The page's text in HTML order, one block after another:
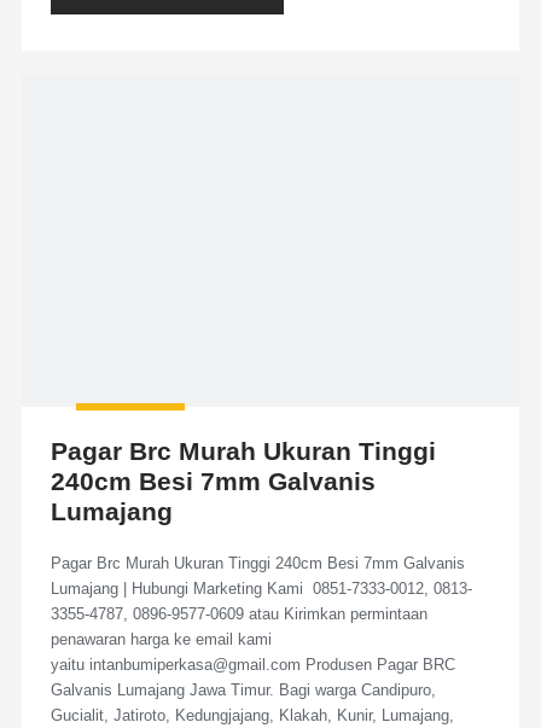
Pagar Brc Murah Ukuran Tinggi
240cm Besi 7mm Galvanis
Lumajang
Pagar Brc Murah Ukuran Tinggi 240cm Besi 7mm Galvanis
Lumajang | Hubungi Marketing Kami 0851-7333-0012, 0813-
3355-4787, 0896-9577-0609 atau Kirimkan permintaan
penawaran harga ke email kami
yaitu intanbumiperkasa@gmail.com Produsen Pagar BRC
Galvanis Lumajang Jawa Timur. Bagi warga Candipuro,
Gucialit, Jatiroto, Kedungjajang, Klakah, Kunir, Lumajang,